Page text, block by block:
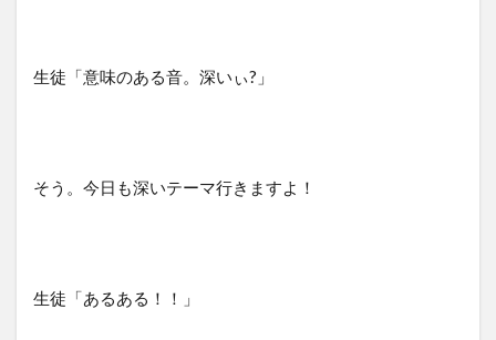
生徒「意味のある音。深いぃ?」
そう。今日も深いテーマ行きますよ！
生徒「あるある！！」